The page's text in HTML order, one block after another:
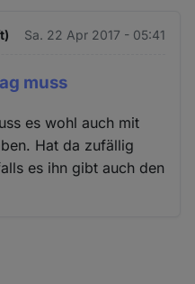
Sa. 22 Apr 2017 - 05:41
muss
es wohl auch mit
Hat da zufällig
es ihn gibt auch den